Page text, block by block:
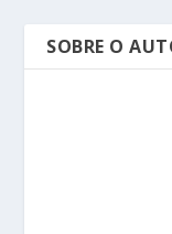
SOBRE O